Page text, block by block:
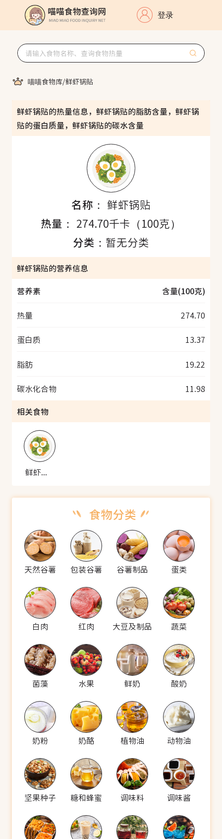
登录
喵喵食物库/鲜虾锅贴
鲜虾锅贴的热量信息，鲜虾锅贴的脂肪含量，鲜虾锅
贴的蛋白质量，鲜虾锅贴的碳水含量
名称： 鲜虾锅贴
热量： 274.70千卡（100克）
分类： 暂无分类
鲜虾锅贴的营养信息
营养素
含量(100克)
热量 274.70
蛋白质 13.37
脂肪 19.22
碳水化合物
11.98
相关食物
鲜虾锅贴
天然谷薯 包装谷薯 谷薯制品 蛋类
白肉 红肉 大豆及制品 蔬菜
菌藻 水果 鲜奶 酸奶
奶粉 奶酪 植物油 动物油
坚果种子 糖和蜂蜜 调味料 调味酱